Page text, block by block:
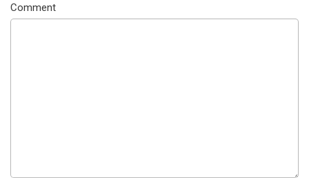
Comment